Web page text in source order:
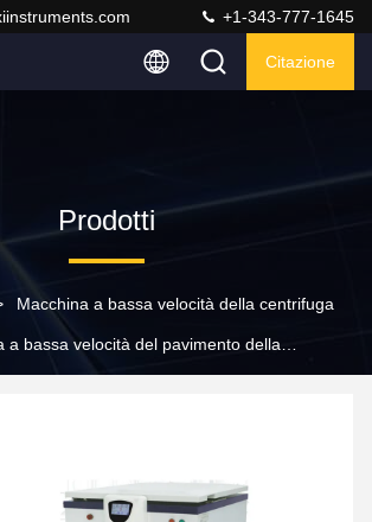
+1-343-777-1645
Citazione
Prodotti
Macchina a bassa velocità della centrifuga
a bassa velocità del pavimento della